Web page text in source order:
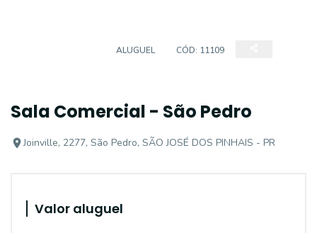
ALUGUEL CÓD: 11109
Sala Comercial - São Pedro
Joinville, 2277, São Pedro, SÃO JOSÉ DOS PINHAIS - PR
Valor aluguel